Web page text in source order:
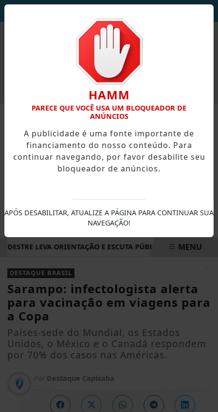
LEVA ORIENTAÇÃO E ESCUTA PÚBLICA A VILA NOVA DE
EM ALTA
MENU
DESTAQUE BRASIL
Sarampo: infectologista alerta
para vacinação em viagens para
a Copa
Países-sede do Mundial, os Estados
Unidos, o México e o Canadá respondem
por 70% dos casos nas Américas.
Por Destaque Capixaba
HAMM
PARECE QUE VOCÊ USA UM BLOQUEADOR DE
ANÚNCIOS
A publicidade é uma fonte importante de
financiamento do nosso conteúdo. Para
continuar navegando, por favor desabilite seu
bloqueador de anúncios.
APÓS DESABILITAR, ATUALIZE A PÁGINA PARA CONTINUAR SUA
NAVEGAÇÃO!